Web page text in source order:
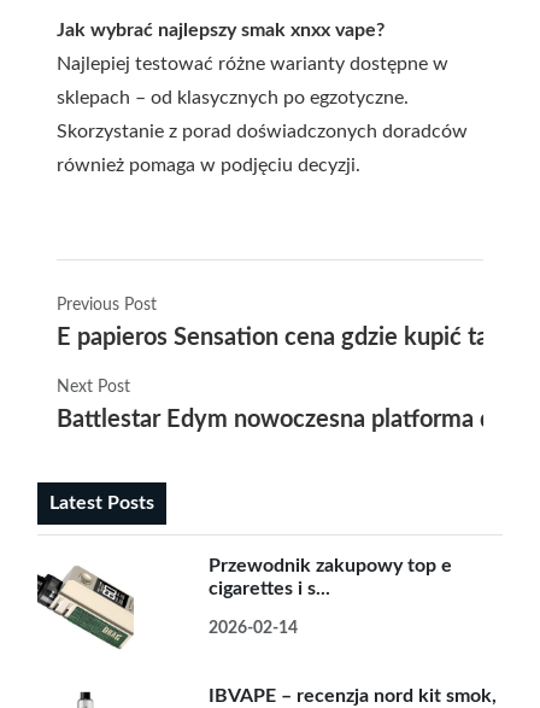
Jak wybrać najlepszy smak xnxx vape?
Najlepiej testować różne warianty dostępne w
sklepach – od klasycznych po egzotyczne.
Skorzystanie z porad doświadczonych doradców
również pomaga w podjęciu decyzji.
Previous Post
E papieros Sensation cena gdzie kupić tanio
Next Post
Battlestar Edym nowoczesna platforma dla
Latest Posts
Przewodnik zakupowy top e
cigarettes i s...
2026-02-14
IBVAPE – recenzja nord kit smok,